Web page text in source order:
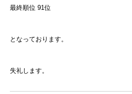
最終順位 91位
となっております。
失礼します。